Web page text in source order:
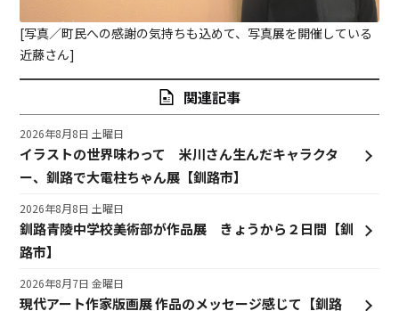
[写真／町民への感謝の気持ちも込めて、写真展を開催している
近藤さん]
関連記事
イラストの世界味わって 米川さん生んだキャラクタ
ー、釧路で大電柱ちゃん展【釧路市】
2026年8月8日 土曜日
釧路青陵中学校美術部が作品展 きょうから２日間【釧
路市】
2026年8月8日 土曜日
現代アート作家版画展 作品のメッセージ感じて【釧路
2026年8月7日 金曜日